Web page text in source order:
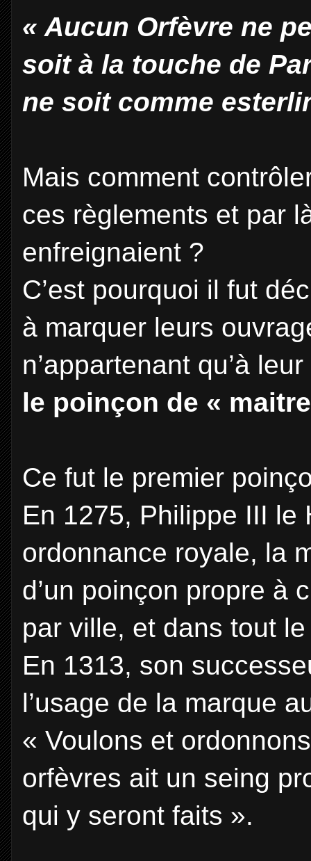
« Aucun Orfèvre ne
soit à la touche de
ne soit comme
Mais comment
ces règlements et par
enfreignaient ?
C’est pourquoi il fut
à marquer leurs
n’appartenant qu’à
le poinçon de «
Ce fut le premier
En 1275, Philippe III le
ordonnance royale, la
d’un poinçon propre à
par ville, et dans tout
En 1313, son
l’usage de la marque
« Voulons et
orfèvres ait un seing
qui y seront faits ».